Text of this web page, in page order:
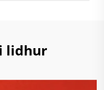
lidhur